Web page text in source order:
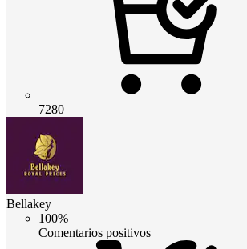
7280
Bellakey
100%
Comentarios positivos